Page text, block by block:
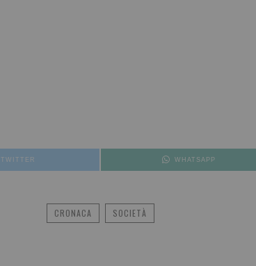
TWITTER WHATSAPP
CRONACA SOCIETÀ